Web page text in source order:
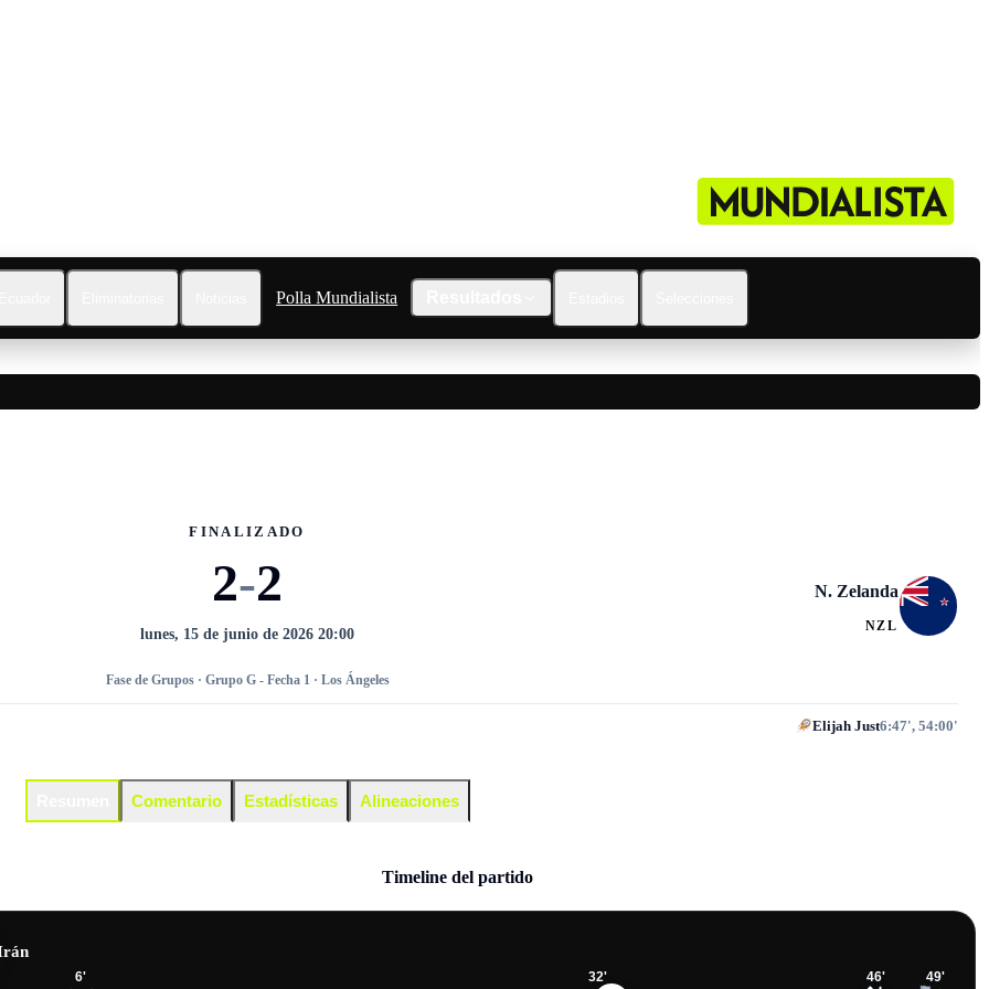
Polla Mundialista
FINALIZADO
2-2
lunes, 15 de junio de 2026 20:00
Fase de Grupos · Grupo G - Fecha 1 · Los Ángeles
N. Zelanda
NZL
Elijah Just6:47', 54:00'
Comentario Estadísticas Alineaciones
Timeline del partido
6' 32' 46' 49'